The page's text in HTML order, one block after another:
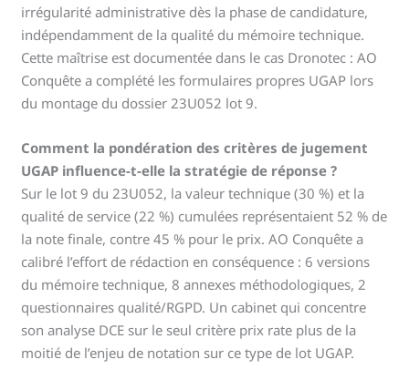
irrégularité administrative dès la phase de candidature,
indépendamment de la qualité du mémoire technique.
Cette maîtrise est documentée dans le cas Dronotec : AO
Conquête a complété les formulaires propres UGAP lors
du montage du dossier 23U052 lot 9.
Comment la pondération des critères de jugement
UGAP influence-t-elle la stratégie de réponse ?
Sur le lot 9 du 23U052, la valeur technique (30 %) et la
qualité de service (22 %) cumulées représentaient 52 % de
la note finale, contre 45 % pour le prix. AO Conquête a
calibré l’effort de rédaction en conséquence : 6 versions
du mémoire technique, 8 annexes méthodologiques, 2
questionnaires qualité/RGPD. Un cabinet qui concentre
son analyse DCE sur le seul critère prix rate plus de la
moitié de l’enjeu de notation sur ce type de lot UGAP.